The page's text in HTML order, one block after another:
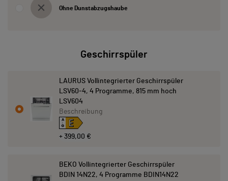
Ohne Dunstabzugshaube
Geschirrspüler
LAURUS Vollintegrierter Geschirrspüler
LSV60-4, 4 Programme, 815 mm hoch
LSV604
+ 399,00 €
A
↑
G E
Beschreibung
BEKO Vollintegrierter Geschirrspüler
BDIN 14N22, 4 Programme BDIN14N22